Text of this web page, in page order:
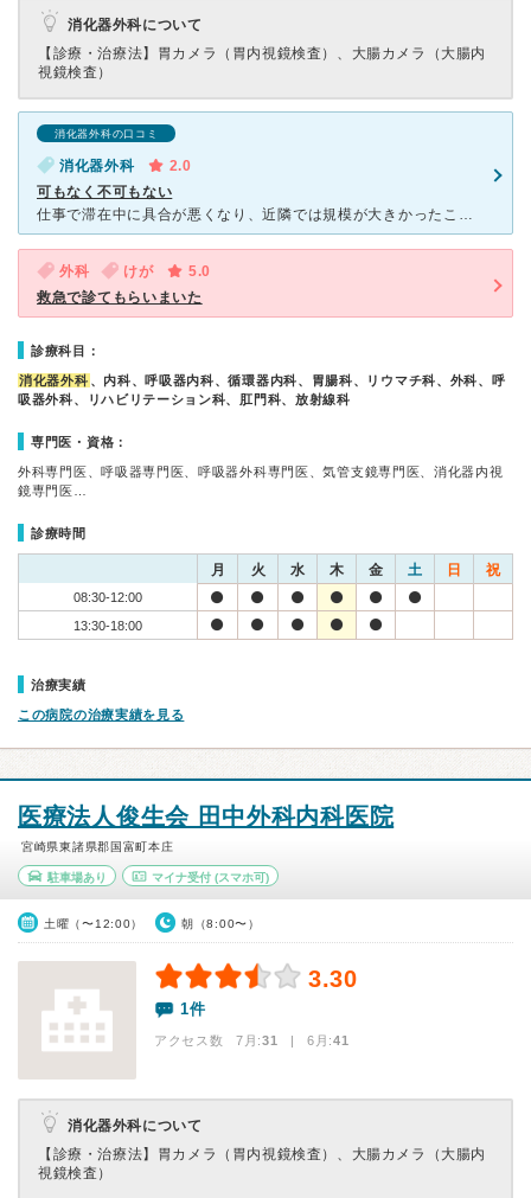
消化器外科について
【診療・治療法】 胃カメラ（胃内視鏡検査）、大腸カメラ（大腸内
視鏡検査）
消化器外科の口コミ
消化器外科
2.0
可もなく不可もない
仕事で滞在中に具合が悪くなり、近隣では規模が大きかったこちらを利用しました。 事情を話すとすぐに対応してくださいました。 スタッフは大変親切です。 ただ、 医師は上辺だけの診察と言う感じで、口
外科 けが
5.0
救急で診てもらいまいた
診療科目：
消化器外科 、内科、呼吸器内科、循環器内科、胃腸科、リウマチ科、外科、呼
吸器外科、リハビリテーション科、肛門科、放射線科
専門医・資格：
外科専門医、呼吸器専門医、呼吸器外科専門医、気管支鏡専門医、消化器内視
鏡専門医…
診療時間
月 火 水 木 金 土 日 祝
08:30-12:00
13:30-18:00
治療実績
この病院の治療実績を見る
医療法人俊生会 田中外科内科医院
宮崎県東諸県郡国富町本庄
駐車場あり マイナ受付(スマホ可)
土曜（〜12:00） 朝（8:00〜）
3.30
1件
アクセス数 7月:31 | 6月:41
消化器外科について
【診療・治療法】 胃カメラ（胃内視鏡検査）、大腸カメラ（大腸内
視鏡検査）